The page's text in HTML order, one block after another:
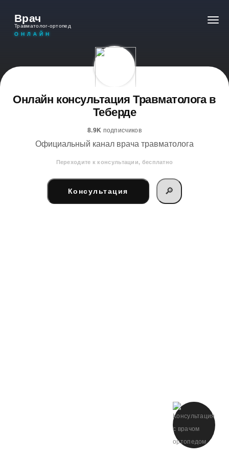
Врач
Травматолог-ортопед
ОНЛАЙН
Онлайн консультация Травматолога в
Теберде
8.9K подписчиков
Официальный канал врача травматолога
Переходите к консультации, бесплатно
Консультация 🔎